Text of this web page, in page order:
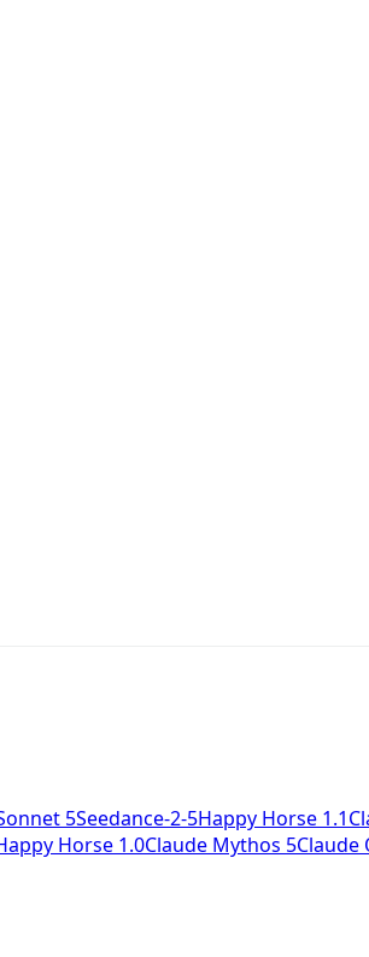
5Seedance-2-5Happy Horse 1.1
Horse 1.0Claude Mythos 5Claude